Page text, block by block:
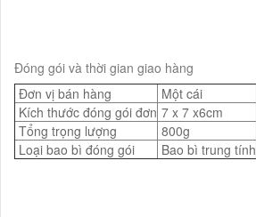
Đóng gói và thời gian giao hàng
Đơn vị bán hàng
Một cái
Kích thước đóng gói đơn 7 x 7 x6cm
Tổng trọng lượng
800g
Loại bao bì đóng gói
Bao bì trung tính